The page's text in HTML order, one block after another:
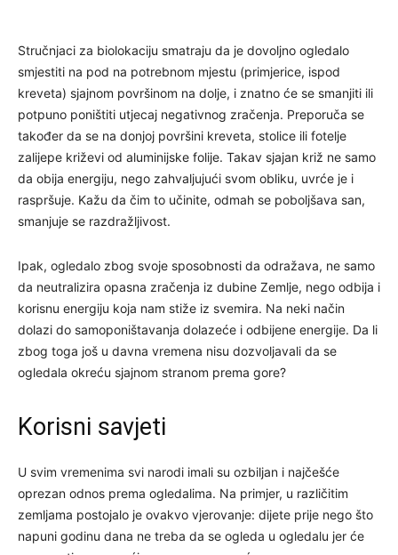
Stručnjaci za biolokaciju smatraju da je dovoljno ogledalo
smjestiti na pod na potrebnom mjestu (primjerice, ispod
kreveta) sjajnom površinom na dolje, i znatno će se smanjiti ili
potpuno poništiti utjecaj negativnog zračenja. Preporuča se
također da se na donjoj površini kreveta, stolice ili fotelje
zalijepe križevi od aluminijske folije. Takav sjajan križ ne samo
da obija energiju, nego zahvaljujući svom obliku, uvrće je i
raspršuje. Kažu da čim to učinite, odmah se poboljšava san,
smanjuje se razdražljivost.
Ipak, ogledalo zbog svoje sposobnosti da odražava, ne samo
da neutralizira opasna zračenja iz dubine Zemlje, nego odbija i
korisnu energiju koja nam stiže iz svemira. Na neki način
dolazi do samoponištavanja dolazeće i odbijene energije. Da li
zbog toga još u davna vremena nisu dozvoljavali da se
ogledala okreću sjajnom stranom prema gore?
Korisni savjeti
U svim vremenima svi narodi imali su ozbiljan i najčešće
oprezan odnos prema ogledalima. Na primjer, u različitim
zemljama postojalo je ovakvo vjerovanje: dijete prije nego što
napuni godinu dana ne treba da se ogleda u ogledalu jer će